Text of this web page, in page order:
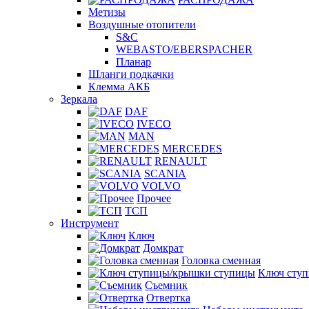
Метизы
Воздушные отопители
S&C
WEBASTO/EBERSPACHER
Планар
Шланги подкачки
Клемма АКБ
Зеркала
DAF
IVECO
MAN
MERCEDES
RENAULT
SCANIA
VOLVO
Прочее
ТСП
Инструмент
Ключ
Домкрат
Головка сменная
Ключ
Съемник
Отвертка